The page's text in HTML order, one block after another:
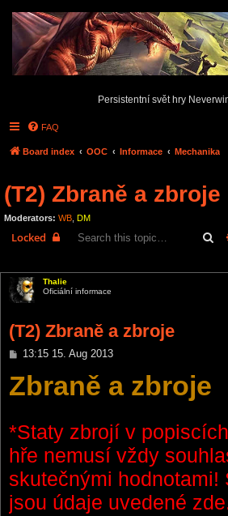
Persistentní svět hry
FAQ
Board index OOC Informace Mechanika
(T2) Zbraně a zbroje
Moderators: WB DM
Locked
Thalie
Oficiální informace
(T2) Zbraně a zbroje
P
s
t
13:15 15. Aug 2013
Zbraně a zbroje
*Staty zbrojí v
hře nemusí vždy
skutečnými hodnotami!
jsou údaje uvedené